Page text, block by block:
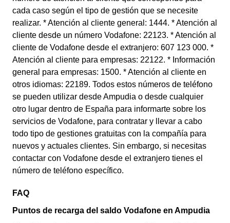
cada caso según el tipo de gestión que se necesite
realizar. * Atención al cliente general: 1444. * Atención al
cliente desde un número Vodafone: 22123. * Atención al
cliente de Vodafone desde el extranjero: 607 123 000. *
Atención al cliente para empresas: 22122. * Información
general para empresas: 1500. * Atención al cliente en
otros idiomas: 22189. Todos estos números de teléfono
se pueden utilizar desde Ampudia o desde cualquier
otro lugar dentro de España para informarte sobre los
servicios de Vodafone, para contratar y llevar a cabo
todo tipo de gestiones gratuitas con la compañía para
nuevos y actuales clientes. Sin embargo, si necesitas
contactar con Vodafone desde el extranjero tienes el
número de teléfono específico.
FAQ
Puntos de recarga del saldo Vodafone en Ampudia